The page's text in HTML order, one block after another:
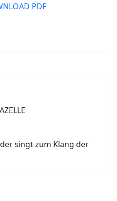
PDF
singt zum Klang der